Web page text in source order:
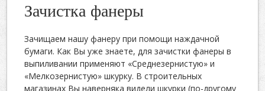
Зачистка фанеры
Зачищаем нашу фанеру при помощи наждачной
бумаги. Как Вы уже знаете, для зачистки фанеры в
выпиливании применяют «Среднезернистую» и
«Мелкозернистую» шкурку. В строительных
магазинах Вы наверняка видели шкурки (по-другому